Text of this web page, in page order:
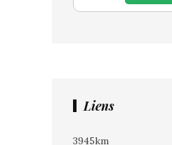
Liens
3945km